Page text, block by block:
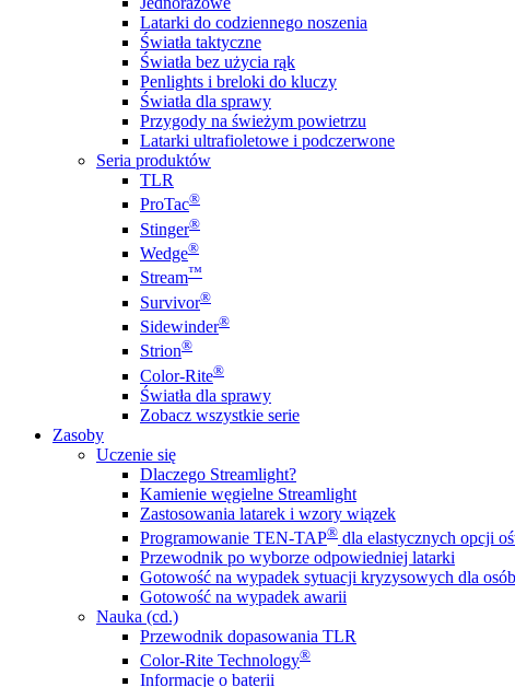
Latarki do codziennego noszenia
Światła taktyczne
Światła bez użycia rąk
Penlights i breloki do kluczy
Światła dla sprawy
Przygody na świeżym powietrzu
Latarki ultrafioletowe i podczerwone
Seria produktów
TLR
ProTac®
Stinger®
Wedge®
Stream™
Survivor®
Sidewinder®
Strion®
Color-Rite®
Światła dla sprawy
Zobacz wszystkie serie
Zasoby
Uczenie się
Dlaczego Streamlight?
Kamienie węgielne Streamlight
Zastosowania latarek i wzory wiązek
Programowanie TEN-TAP® dla elastycznych opcji
Przewodnik po wyborze odpowiedniej latarki
Gotowość na wypadek sytuacji kryzysowych dla
Gotowość na wypadek awarii
Nauka (cd.)
Przewodnik dopasowania TLR
Color-Rite Technology®
Informacje o baterii